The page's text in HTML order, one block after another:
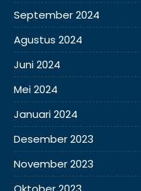
September 2024
Agustus 2024
Juni 2024
Mei 2024
Januari 2024
Desember 2023
November 2023